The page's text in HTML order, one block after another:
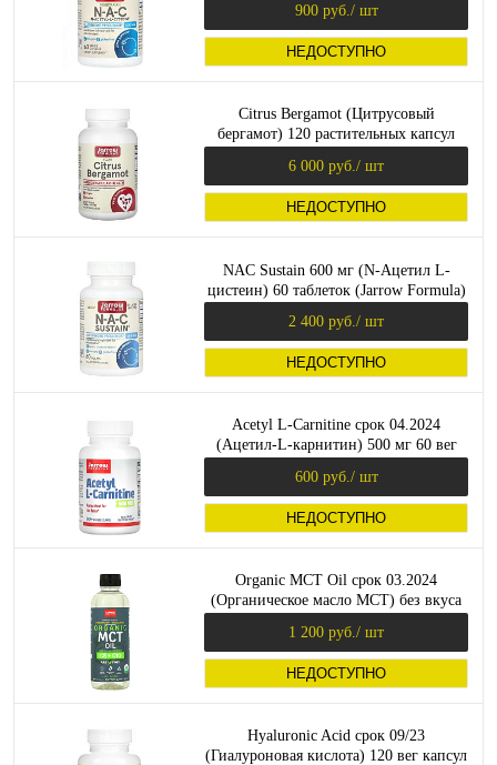
900 руб. / шт
НЕДОСТУПНО
Citrus Bergamot (Цитрусовый
бергамот) 120 растительных капсул
6 000 руб. / шт
НЕДОСТУПНО
NAC Sustain 600 мг (N-Ацетил L-
цистеин) 60 таблеток (Jarrow Formula)
2 400 руб. / шт
НЕДОСТУПНО
Acetyl L-Carnitine срок 04.2024
(Ацетил-L-карнитин) 500 мг 60 вег
600 руб. / шт
НЕДОСТУПНО
Organic MCT Oil срок 03.2024
(Органическое масло MCT) без вкуса
1 200 руб. / шт
НЕДОСТУПНО
Hyaluronic Acid срок 09/23
(Гиалуроновая кислота) 120 вег капсул